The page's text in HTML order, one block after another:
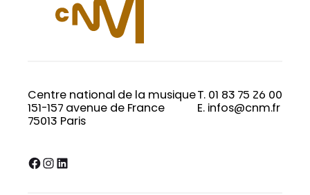
Centre national de la musique
151-157 avenue de France
75013 Paris
T. 01 83 75 26 00
E. infos@cnm.fr
Facebook InstagramLinkedIn